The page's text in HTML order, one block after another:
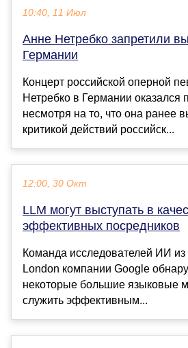
10:40, 11 Июл
Анне Нетребко запретили
Германии
Концерт российской оперной
Нетребко в Германии оказался
несмотря на то, что она ранее
критикой действий российск...
12:00, 30 Окт
LLM могут выступать в
эффективных посредников
Команда исследователей ИИ
London компании Google
некоторые большие языковые
служить эффективным...